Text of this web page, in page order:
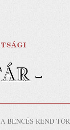
-
A BENCÉS REND